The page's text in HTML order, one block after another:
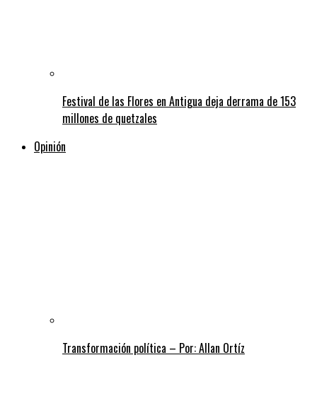
Festival de las Flores en Antigua deja derrama de 153
millones de quetzales
Opinión
Transformación política – Por: Allan Ortíz